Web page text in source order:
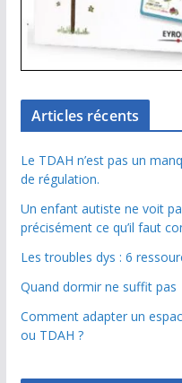
Articles récents
Le TDAH n’est pas un
de régulation.
Un enfant autiste ne voit
précisément ce qu’il faut
Les troubles dys : 6
Quand dormir ne suffit pas
Comment adapter un
ou TDAH ?